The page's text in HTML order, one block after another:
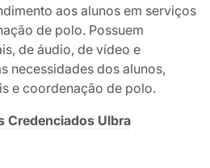
aos alunos em serviços
de polo. Possuem
de áudio, de vídeo e
necessidades dos alunos,
e coordenação de polo.
Credenciados Ulbra